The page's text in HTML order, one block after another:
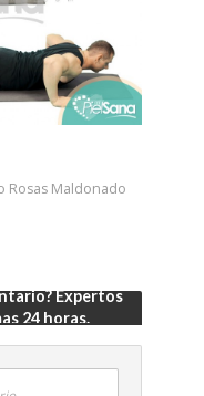
Rosas Maldonado
Expertos
24 horas.